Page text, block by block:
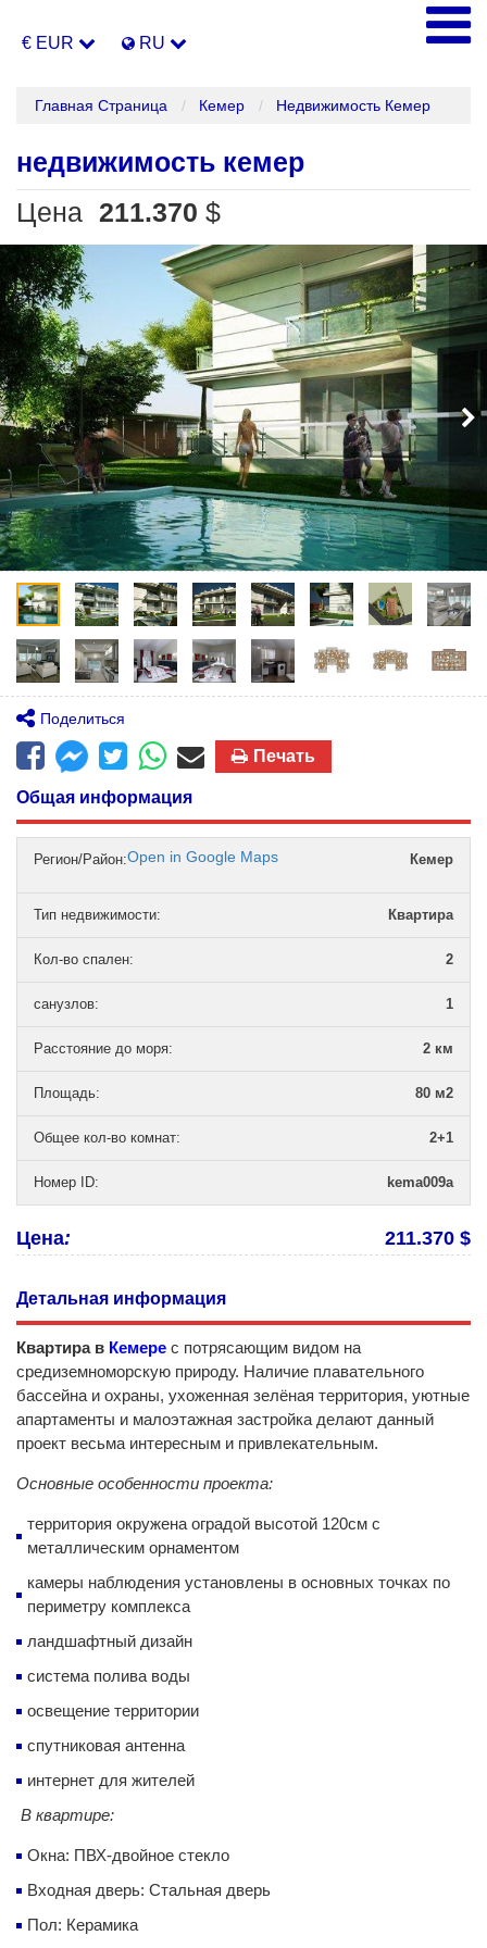
€ EUR RU
Главная Страница Кемер Недвижимость Кемер
недвижимость кемер
Цена 211.370 $
Поделиться
Печать
Общая информация
Регион/Район: Кемер
Open in Google Maps
Тип недвижимости: Квартира
Кол-во спален: 2
санузлов: 1
Расстояние до моря: 2 км
Площадь: 80 м2
Общее кол-во комнат: 2+1
Номер ID: kema009a
Цена: 211.370 $
Детальная информация
Квартира в Кемере с потрясающим видом на
средиземноморскую природу. Наличие плавательного
бассейна и охраны, ухоженная зелёная территория, уютные
апартаменты и малоэтажная застройка делают данный
проект весьма интересным и привлекательным.
Основные особенности проекта:
территория окружена оградой высотой 120см с
металлическим орнаментом
камеры наблюдения установлены в основных точках по
периметру комплекса
ландшафтный дизайн
система полива воды
освещение территории
спутниковая антенна
интернет для жителей
В квартире:
Окна: ПВХ-двойное стекло
Входная дверь: Стальная дверь
Пол: Керамика